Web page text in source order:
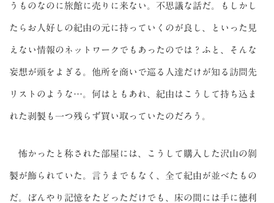
うものなのに旅館に売りに来ない。不思議な話だ。もしかし
たらお人好しの紀由の元に持っていくのが良し、といった見
えない情報のネットワークでもあったのでは？ふと、そんな
妄想が頭をよぎる。他所を商いで巡る人達だけが知る訪問先
リストのような…。何はともあれ、紀由はこうして持ち込ま
れた剥製も一つ残らず買い取っていたのだろう。
怖かったと称された部屋には、こうして購入した沢山の剝
製が飾られていた。言うまでもなく、全て紀由が並べたもの
だ。ぼんやり記憶をたどっただけでも、床の間には手に徳利